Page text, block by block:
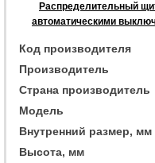
Распределительный
автоматическими
Код производителя
Производитель
Страна производитель
Модель
Внутренний размер, мм
Высота, мм